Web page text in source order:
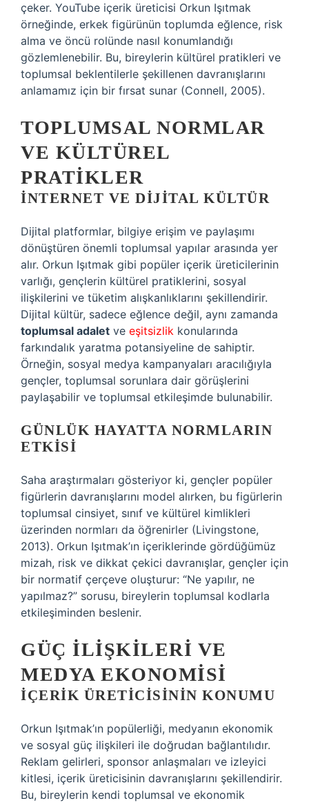
çeker. YouTube içerik üreticisi Orkun Işıtmak
örneğinde, erkek figürünün toplumda eğlence, risk
alma ve öncü rolünde nasıl konumlandığı
gözlemlenebilir. Bu, bireylerin kültürel pratikleri ve
toplumsal beklentilerle şekillenen davranışlarını
anlamamız için bir fırsat sunar (Connell, 2005).
TOPLUMSAL NORMLAR
VE KÜLTÜREL
PRATIKLER
İNTERNET VE DIJITAL KÜLTÜR
Dijital platformlar, bilgiye erişim ve paylaşımı
dönüştüren önemli toplumsal yapılar arasında yer
alır. Orkun Işıtmak gibi popüler içerik üreticilerinin
varlığı, gençlerin kültürel pratiklerini, sosyal
ilişkilerini ve tüketim alışkanlıklarını şekillendirir.
Dijital kültür, sadece eğlence değil, aynı zamanda
toplumsal adalet ve eşitsizlik konularında
farkındalık yaratma potansiyeline de sahiptir.
Örneğin, sosyal medya kampanyaları aracılığıyla
gençler, toplumsal sorunlara dair görüşlerini
paylaşabilir ve toplumsal etkileşimde bulunabilir.
GÜNLÜK HAYATTA NORMLARIN
ETKISI
Saha araştırmaları gösteriyor ki, gençler popüler
figürlerin davranışlarını model alırken, bu figürlerin
toplumsal cinsiyet, sınıf ve kültürel kimlikleri
üzerinden normları da öğrenirler (Livingstone,
2013). Orkun Işıtmak’ın içeriklerinde gördüğümüz
mizah, risk ve dikkat çekici davranışlar, gençler için
bir normatif çerçeve oluşturur: “Ne yapılır, ne
yapılmaz?” sorusu, bireylerin toplumsal kodlarla
etkileşiminden beslenir.
GÜÇ İLIŞKILERI VE
MEDYA EKONOMISI
İÇERIK ÜRETICISININ KONUMU
Orkun Işıtmak’ın popülerliği, medyanın ekonomik
ve sosyal güç ilişkileri ile doğrudan bağlantılıdır.
Reklam gelirleri, sponsor anlaşmaları ve izleyici
kitlesi, içerik üreticisinin davranışlarını şekillendirir.
Bu, bireylerin kendi toplumsal ve ekonomik